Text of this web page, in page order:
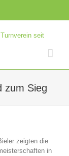
zum Sieg
zeigten die
in